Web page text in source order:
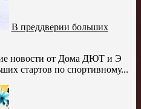
В преддверии больших
новости от Дома ДЮТ и Э
стартов по спортивному...